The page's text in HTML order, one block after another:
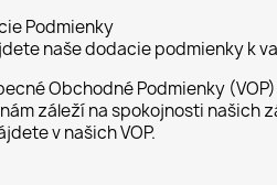
Podmienky
naše dodacie podmienky k
Obchodné Podmienky
záleží na spokojnosti našich
v našich VOP.